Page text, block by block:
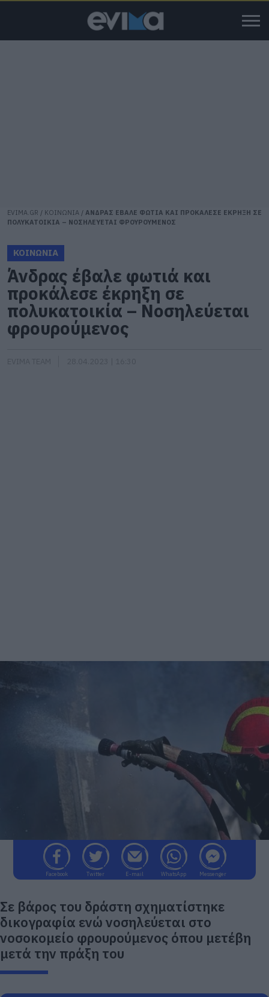
EVIMA.GR / ΚΟΙΝΩΝΙΑ / ΑΝΔΡΑΣ ΕΒΑΛΕ ΦΩΤΙΑ ΚΑΙ ΠΡΟΚΑΛΕΣΕ ΕΚΡΗΞΗ ΣΕ
ΠΟΛΥΚΑΤΟΙΚΙΑ – ΝΟΣΗΛΕΥΕΤΑΙ ΦΡΟΥΡΟΥΜΕΝΟΣ
ΚΟΙΝΩΝΙΑ
Άνδρας έβαλε φωτιά και
προκάλεσε έκρηξη σε
πολυκατοικία – Νοσηλεύεται
φρουρούμενος
Facebook Twitter E-mail WhatsApp Messenger
Σε βάρος του δράστη σχηματίστηκε
δικογραφία ενώ νοσηλεύεται στο
νοσοκομείο φρουρούμενος όπου μετέβη
μετά την πράξη του